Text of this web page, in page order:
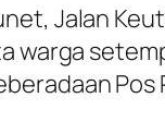
Jalan
warga
Pos